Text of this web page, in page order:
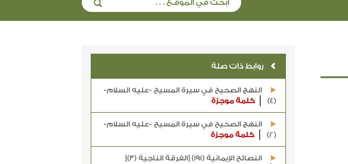
روابط ذات صلة
النهج الصحيح في سيرة المسيح -عليه السلام-
(4)
كلمة موجزة
النهج الصحيح في سيرة المسيح -عليه السلام-
(2)
كلمة موجزة
النصائح الإيمانية (191) [الفرقة الناجية (3)]